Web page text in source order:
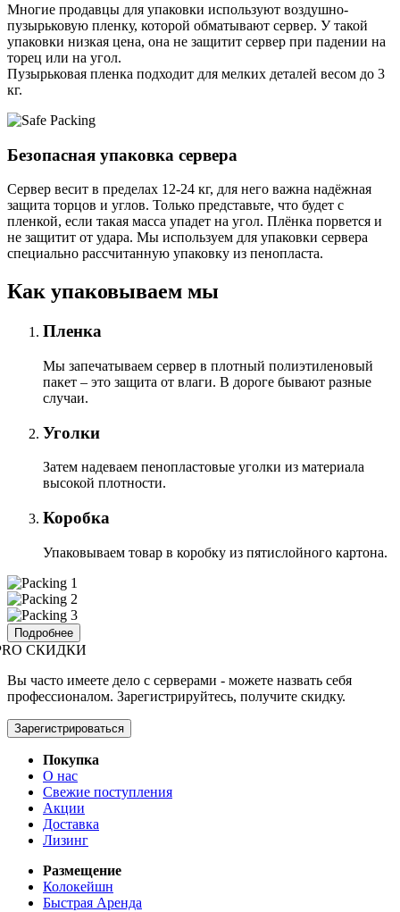
Многие продавцы для упаковки используют воздушно-
пузырьковую пленку, которой обматывают сервер. У такой
упаковки низкая цена, она не защитит сервер при падении на
торец или на угол.
Пузырьковая пленка подходит для мелких деталей весом до 3
кг.
Безопасная упаковка сервера
Сервер весит в пределах 12-24 кг, для него важна надёжная
защита торцов и углов. Только представьте, что будет с
пленкой, если такая масса упадет на угол. Плёнка порвется и
не защитит от удара. Мы используем для упаковки сервера
специально расcчитанную упаковку из пенопласта.
Как упаковываем мы
Пленка
Мы запечатываем сервер в плотный полиэтиленовый
пакет – это защита от влаги. В дороге бывают разные
случаи.
Уголки
Затем надеваем пенопластовые уголки из материала
высокой плотности.
Коробка
Упаковываем товар в коробку из пятислойного картона.
Подробнее
СКИДКИ
Вы часто имеете дело с серверами - можете назвать себя
профессионалом. Зарегистрируйтесь, получите скидку.
Зарегистрироваться
Покупка
О нас
Свежие поступления
Акции
Доставка
Лизинг
Размещение
Колокейшн
Быстрая Аренда